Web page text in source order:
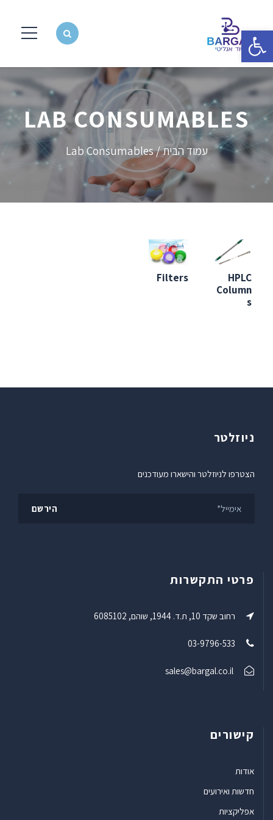
פתח סרגל נגישות
LAB CONSUMABLES
עמוד הבית/ Lab Consumables
HPLC
Column
s
Filters
ניוזלטר
הצטרפו לניוזלטר והישארו מעודכנים
פרטי התקשרות
רחוב שקד 10, ת.ד. 1944, שוהם, 6085102
sales@bargal.co.il
קישורים
אודות
חדשות ואירועים
אפליקציות